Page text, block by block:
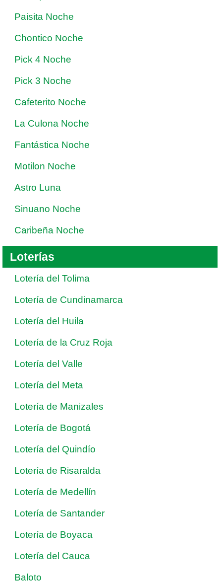
Paisita Noche
Chontico Noche
Pick 4 Noche
Pick 3 Noche
Cafeterito Noche
La Culona Noche
Fantástica Noche
Motilon Noche
Astro Luna
Sinuano Noche
Caribeña Noche
Loterías
Lotería del Tolima
Lotería de Cundinamarca
Lotería del Huila
Lotería de la Cruz Roja
Lotería del Valle
Lotería del Meta
Lotería de Manizales
Lotería de Bogotá
Lotería del Quindío
Lotería de Risaralda
Lotería de Medellín
Lotería de Santander
Lotería de Boyaca
Lotería del Cauca
Baloto